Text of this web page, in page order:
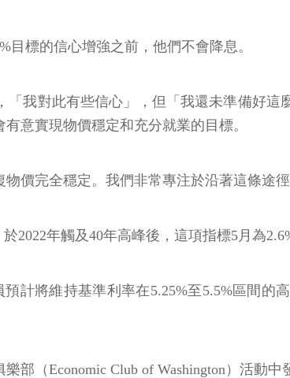
標的信心增強之前，他們不會降息。
我對此有些信心」，但「我還未準備好
意實現物價穩定和充分就業的目標。
價完全穩定。我們非常專注於沿著這條途徑
2022年觸及40年高峰後，這項指標5月為
計將維持基準利率在5.25%至5.5%區間
部（Economic Club of Washington）活動中